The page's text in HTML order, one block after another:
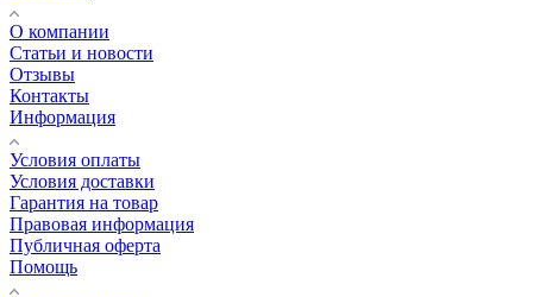
О компании
Статьи и новости
Отзывы
Контакты
Информация
Условия оплаты
Условия доставки
Гарантия на товар
Правовая информация
Публичная оферта
Помощь